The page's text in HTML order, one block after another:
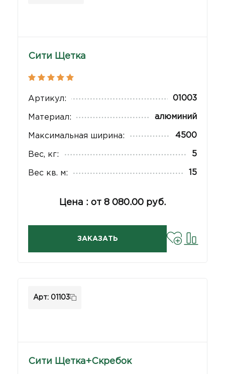
Сити Щетка
Артикул: 01003
Материал: алюминий
Максимальная ширина: 4500
Вес, кг: 5
Вес кв. м: 15
Цена : от 8 080.00 руб.
ЗАКАЗАТЬ
Арт: 01103
Сити Щетка+Скребок